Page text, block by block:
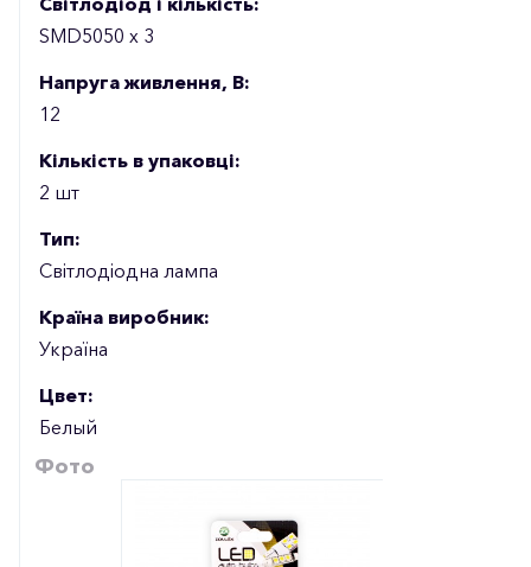
SMD5050 x 3
Напруга живлення, В:
12
Кількість в упаковці:
2 шт
Тип:
Світлодіодна лампа
Країна виробник:
Україна
Цвет:
Белый
Фото